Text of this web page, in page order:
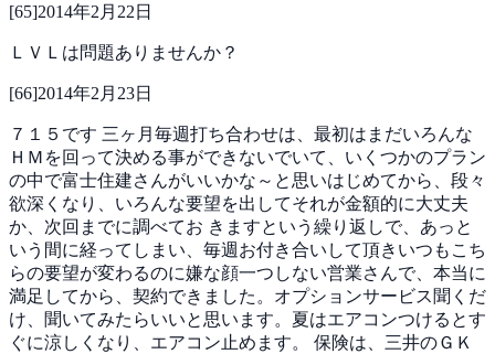
[65]2014年2月22日
ＬＶＬは問題ありませんか？
[66]2014年2月23日
７１５です 三ヶ月毎週打ち合わせは、最初はまだいろんな
ＨＭを回って決める事ができないでいて、いくつかのプラン
の中で富士住建さんがいいかな～と思いはじめてから、段々
欲深くなり、いろんな要望を出してそれが金額的に大丈夫
か、次回までに調べてお きますという繰り返しで、あっと
いう間に経ってしまい、毎週お付き合いして頂きいつもこち
らの要望が変わるのに嫌な顔一つしない営業さんで、本当に
満足してから、契約できました。オプションサービス聞くだ
け、聞いてみたらいいと思います。夏はエアコンつけるとす
ぐに涼しくなり、エアコン止めます。 保険は、三井のＧＫ